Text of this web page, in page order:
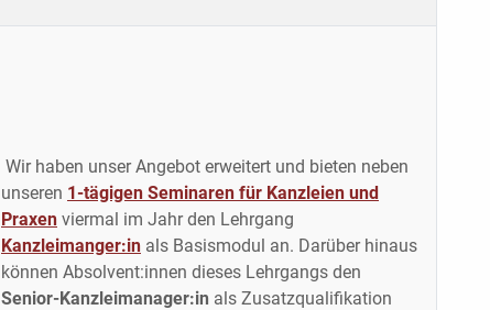
Wir haben unser Angebot erweitert und bieten neben
unseren 1-tägigen Seminaren für Kanzleien und
Praxen viermal im Jahr den Lehrgang
Kanzleimanger:in als Basismodul an. Darüber hinaus
können Absolvent:innen dieses Lehrgangs den
Senior-Kanzleimanager:in als Zusatzqualifikation